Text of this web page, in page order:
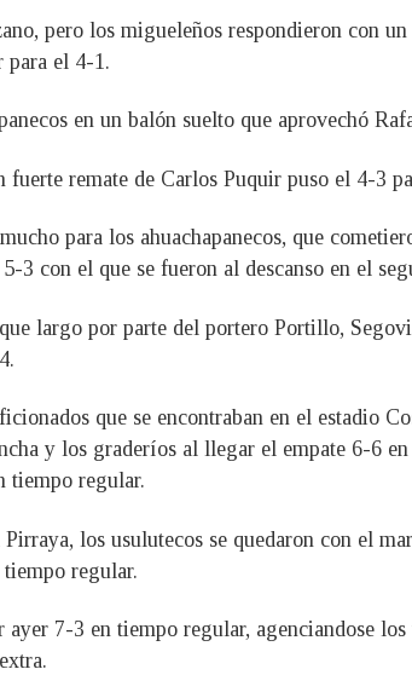
pero los migueleños respondieron con
para el 4-1.
en un balón suelto que aprovechó
remate de Carlos Puquir puso el 4-3
para los ahuachapanecos, que
3 con el que se fueron al descanso en el
largo por parte del portero Portillo,
que se encontraban en el estadio
y los graderíos al llegar el empate 6-6
tiempo regular.
los usulutecos se quedaron con el
regular.
7-3 en tiempo regular, agenciandose